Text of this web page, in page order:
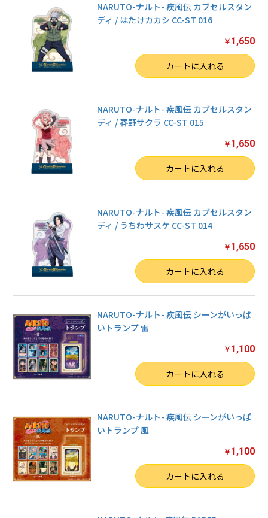
NARUTO-ナルト- 疾風伝 カブセルスタン
ディ / はたけカカシ CC-ST 016
￥ 1,650
カートに入れる
NARUTO-ナルト- 疾風伝 カブセルスタン
ディ / 春野サクラ CC-ST 015
￥ 1,650
カートに入れる
NARUTO-ナルト- 疾風伝 カブセルスタン
ディ / うちわサスケ CC-ST 014
￥ 1,650
カートに入れる
NARUTO-ナルト- 疾風伝 シーンがいっぱ
いトランプ 雷
￥ 1,100
カートに入れる
NARUTO-ナルト- 疾風伝 シーンがいっぱ
いトランプ 風
￥ 1,100
カートに入れる